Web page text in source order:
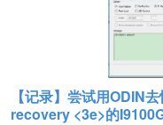
【记录】尝试用ODIN
recovery <3e>的